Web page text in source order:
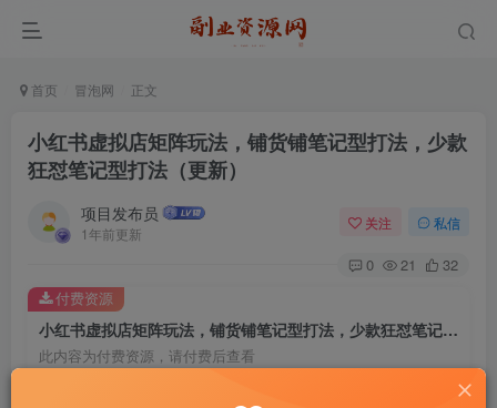
首页 冒泡网 正文
小红书虚拟店矩阵玩法，铺货铺笔记型打法，少款
狂怼笔记型打法（更新）
项目发布员
1年前更新
关注 私信
0 21 32
小红书虚拟店矩阵玩法，铺货铺笔记型打法，少款狂怼笔记型打法（更新）
此内容为付费资源，请付费后查看
付费资源